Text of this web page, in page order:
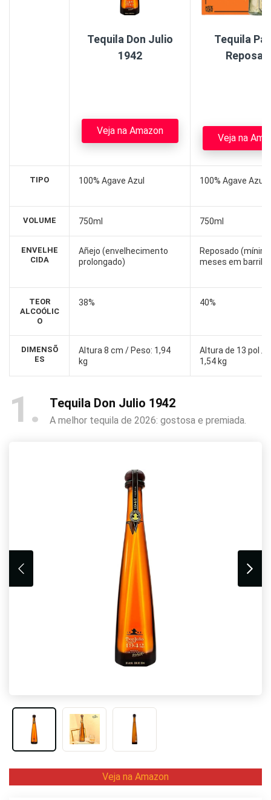
TIPO
VOLUME
ENVELHE
CIDA
TEOR
ALCOÓLIC
O
DIMENSÕ
ES
Tequila Don Julio
1942
Veja na Amazon
100% Agave Azul
750ml
Añejo (envelhecimento
prolongado)
38%
Altura 8 cm / Peso: 1,94
kg
Tequila
Veja na
100% Agave Azul
750ml
Reposado
meses em barril)
40%
Altura de 13 pol /
1,54 kg
1 Tequila Don Julio 1942
A melhor tequila de 2026: gostosa e premiada.
Veja na Amazon